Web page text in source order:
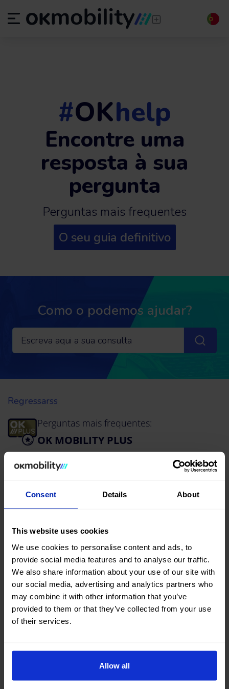
Consent Details About
This website uses cookies
We use cookies to personalise content and ads, to
provide social media features and to analyse our traffic.
We also share information about your use of our site with
our social media, advertising and analytics partners who
may combine it with other information that you’ve
provided to them or that they’ve collected from your use
of their services.
Allow all
#OKhelp
Encontre uma
resposta à sua
pergunta
Perguntas mais frequentes
O seu guia definitivo
Como o podemos ajudar?
Regressarss
Perguntas mais frequentes:
OK MOBILITY PLUS
Posso levantar o veículo numa cidade
Mobility?
Não tenho cartão de crédito... Posso
alugar um carro OK Mobility Plus?
Quais são os requisitos mínimos para
alugar um veículo Plus?
atendimento ao cliente da OK